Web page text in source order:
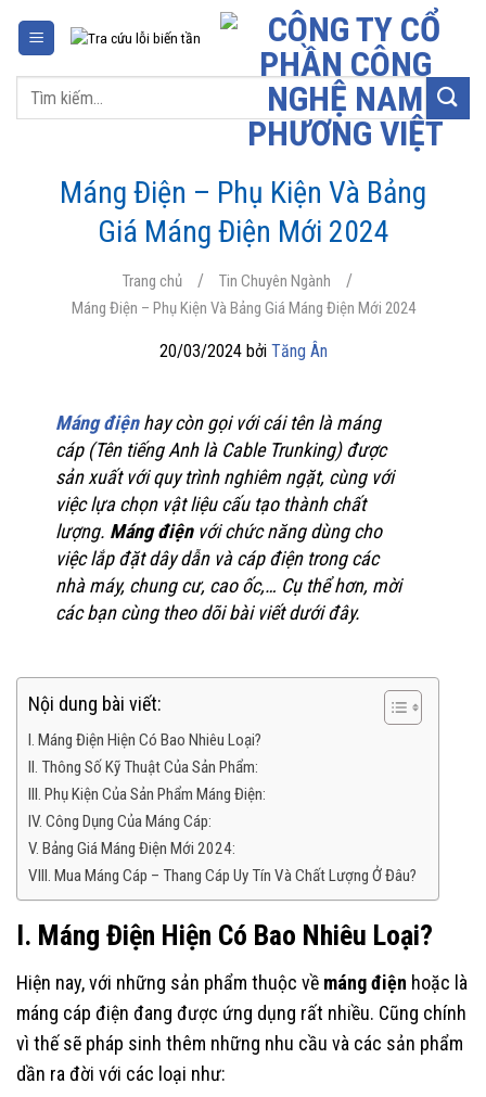
dungTìm
Máng Điện – Phụ Kiện Và Bảng
Giá Máng Điện Mới 2024
Trang chủ / Tin Chuyên Ngành /
Máng Điện – Phụ Kiện Và Bảng Giá Máng Điện Mới 2024
20/03/2024 bởi Tăng Ân
Máng điệnhay còn gọi với cái tên là máng
cáp (Tên tiếng Anh là Cable Trunking) được
sản xuất với quy trình nghiêm ngặt, cùng với
việc lựa chọn vật liệu cấu tạo thành chất
lượng. Máng điệnvới chức năng dùng cho
việc lắp đặt dây dẫn và cáp điện trong các
nhà máy, chung cư, cao ốc,… Cụ thể hơn, mời
các bạn cùng theo dõi bài viết dưới đây.
Nội dung bài viết:
I. Máng Điện Hiện Có Bao Nhiêu Loại?
II. Thông Số Kỹ Thuật Của Sản Phẩm:
III. Phụ Kiện Của Sản Phẩm Máng Điện:
IV. Công Dụng Của Máng Cáp:
V. Bảng Giá Máng Điện Mới 2024:
VIII. Mua Máng Cáp – Thang Cáp Uy Tín Và Chất Lượng Ở Đâu?
I. Máng Điện Hiện Có Bao Nhiêu Loại?
Hiện nay, với những sản phẩm thuộc về máng điện hoặc là
máng cáp điện đang được ứng dụng rất nhiều. Cũng chính
vì thế sẽ pháp sinh thêm những nhu cầu và các sản phẩm
dần ra đời với các loại như: